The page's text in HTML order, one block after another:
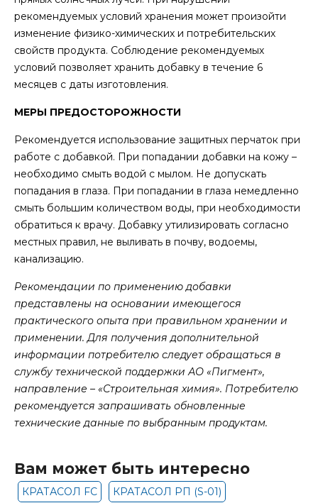
рекомендуемых условий хранения может произойти
изменение физико-химических и потребительских
свойств продукта. Соблюдение рекомендуемых
условий позволяет хранить добавку в течение 6
месяцев с даты изготовления.
МЕРЫ ПРЕДОСТОРОЖНОСТИ
Рекомендуется использование защитных перчаток при
работе с добавкой. При попадании добавки на кожу –
необходимо смыть водой с мылом. Не допускать
попадания в глаза. При попадании в глаза немедленно
смыть большим количеством воды, при необходимости
обратиться к врачу. Добавку утилизировать согласно
местных правил, не выливать в почву, водоемы,
канализацию.
Рекомендации по применению добавки
представлены на основании имеющегося
практического опыта при правильном хранении и
применении. Для получения дополнительной
информации потребителю следует обращаться в
службу технической поддержки АО «Пигмент»,
направление – «Строительная химия». Потребителю
рекомендуется запрашивать обновленные
технические данные по выбранным продуктам.
Вам может быть интересно
КРАТАСОЛ FC КРАТАСОЛ РП (S-01)